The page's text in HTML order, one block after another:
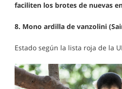
faciliten los brotes de nuevas
8. Mono ardilla de vanzolini
Estado según la lista roja de la